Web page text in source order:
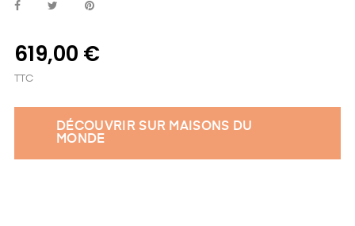
619,00 €
TTC
DÉCOUVRIR SUR MAISONS DU
MONDE